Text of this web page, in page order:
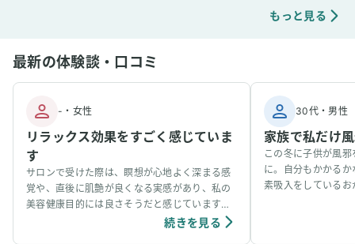
もっと見る
最新の体験談・口コミ
- ・ 女性
リラックス効果をすごく感じていま
す
サロンで受けた際は、瞑想が心地よく深まる感
覚や、直後に肌艶が良くなる実感があり、私の
美容健康目的には良さそうだと感じています。
個人の感想ではありますが、吸入中は、脳波が
続きを見る
30代・男性
家族で私だけ
この冬に子供が風
に。自分もかかる
素吸入をしている